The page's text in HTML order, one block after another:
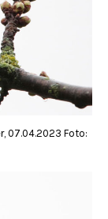
07.04.2023 Foto: